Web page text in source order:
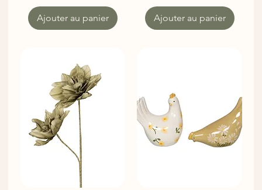
Ajouter au panier Ajouter au panier